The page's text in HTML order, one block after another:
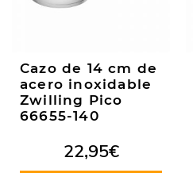
Cazo de 14 cm de
acero inoxidable
Zwilling Pico
66655-140
22,95€